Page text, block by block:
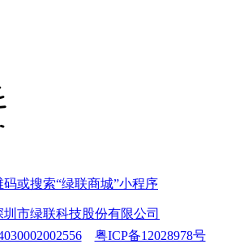
或搜索“绿联商城”小程序
圳市绿联科技股份有限公司
粤ICP备12028978号